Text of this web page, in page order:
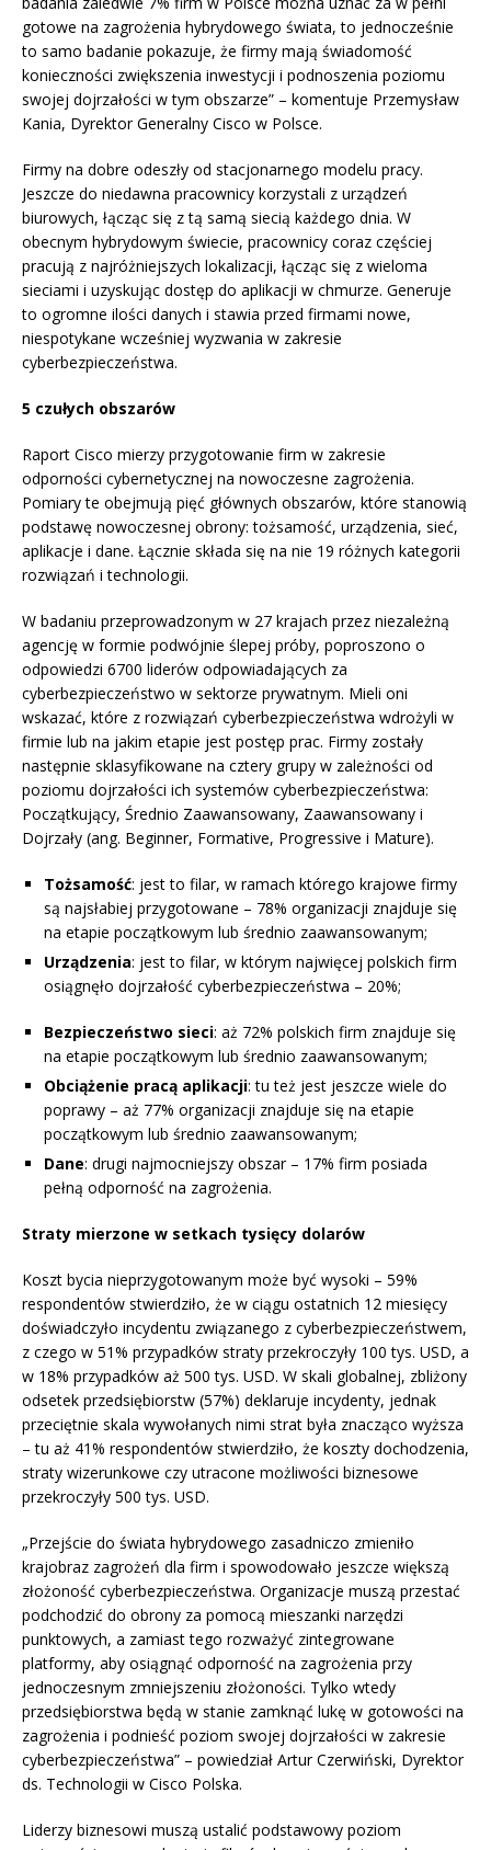
gotowe na zagrożenia hybrydowego świata, to jednocześnie
to samo badanie pokazuje, że firmy mają świadomość
konieczności zwiększenia inwestycji i podnoszenia poziomu
swojej dojrzałości w tym obszarze” – komentuje Przemysław
Kania, Dyrektor Generalny Cisco w Polsce.
Firmy na dobre odeszły od stacjonarnego modelu pracy.
Jeszcze do niedawna pracownicy korzystali z urządzeń
biurowych, łącząc się z tą samą siecią każdego dnia. W
obecnym hybrydowym świecie, pracownicy coraz częściej
pracują z najróżniejszych lokalizacji, łącząc się z wieloma
sieciami i uzyskując dostęp do aplikacji w chmurze. Generuje
to ogromne ilości danych i stawia przed firmami nowe,
niespotykane wcześniej wyzwania w zakresie
cyberbezpieczeństwa.
5 czułych obszarów
Raport Cisco mierzy przygotowanie firm w zakresie
odporności cybernetycznej na nowoczesne zagrożenia.
Pomiary te obejmują pięć głównych obszarów, które stanowią
podstawę nowoczesnej obrony: tożsamość, urządzenia, sieć,
aplikacje i dane. Łącznie składa się na nie 19 różnych kategorii
rozwiązań i technologii.
W badaniu przeprowadzonym w 27 krajach przez niezależną
agencję w formie podwójnie ślepej próby, poproszono o
odpowiedzi 6700 liderów odpowiadających za
cyberbezpieczeństwo w sektorze prywatnym. Mieli oni
wskazać, które z rozwiązań cyberbezpieczeństwa wdrożyli w
firmie lub na jakim etapie jest postęp prac. Firmy zostały
następnie sklasyfikowane na cztery grupy w zależności od
poziomu dojrzałości ich systemów cyberbezpieczeństwa:
Początkujący, Średnio Zaawansowany, Zaawansowany i
Dojrzały (ang. Beginner, Formative, Progressive i Mature).
Tożsamość: jest to filar, w ramach którego krajowe firmy
są najsłabiej przygotowane – 78% organizacji znajduje się
na etapie początkowym lub średnio zaawansowanym;
Urządzenia: jest to filar, w którym najwięcej polskich firm
osiągnęło dojrzałość cyberbezpieczeństwa – 20%;
Bezpieczeństwo sieci: aż 72% polskich firm znajduje się
na etapie początkowym lub średnio zaawansowanym;
Obciążenie pracą aplikacji: tu też jest jeszcze wiele do
poprawy – aż 77% organizacji znajduje się na etapie
początkowym lub średnio zaawansowanym;
Dane: drugi najmocniejszy obszar – 17% firm posiada
pełną odporność na zagrożenia.
Straty mierzone w setkach tysięcy dolarów
Koszt bycia nieprzygotowanym może być wysoki – 59%
respondentów stwierdziło, że w ciągu ostatnich 12 miesięcy
doświadczyło incydentu związanego z cyberbezpieczeństwem,
z czego w 51% przypadków straty przekroczyły 100 tys. USD, a
w 18% przypadków aż 500 tys. USD. W skali globalnej, zbliżony
odsetek przedsiębiorstw (57%) deklaruje incydenty, jednak
przeciętnie skala wywołanych nimi strat była znacząco wyższa
– tu aż 41% respondentów stwierdziło, że koszty dochodzenia,
straty wizerunkowe czy utracone możliwości biznesowe
przekroczyły 500 tys. USD.
„Przejście do świata hybrydowego zasadniczo zmieniło
krajobraz zagrożeń dla firm i spowodowało jeszcze większą
złożoność cyberbezpieczeństwa. Organizacje muszą przestać
podchodzić do obrony za pomocą mieszanki narzędzi
punktowych, a zamiast tego rozważyć zintegrowane
platformy, aby osiągnąć odporność na zagrożenia przy
jednoczesnym zmniejszeniu złożoności. Tylko wtedy
przedsiębiorstwa będą w stanie zamknąć lukę w gotowości na
zagrożenia i podnieść poziom swojej dojrzałości w zakresie
cyberbezpieczeństwa” – powiedział Artur Czerwiński, Dyrektor
ds. Technologii w Cisco Polska.
Liderzy biznesowi muszą ustalić podstawowy poziom